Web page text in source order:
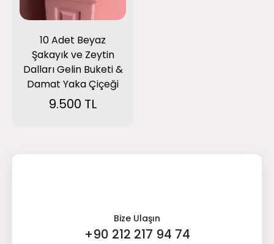
10 Adet Beyaz
Şakayık ve Zeytin
Dalları Gelin Buketi &
Damat Yaka Çiçeği
9.500 TL
Bize Ulaşın
+90 212 217 94 74